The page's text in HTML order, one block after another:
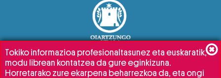
Tokiko informazioa profesionaltasunez eta euskaratik,
modu librean kontatzea da gure eginkizuna.
Horretarako zure ekarpena beharrezkoa da, eta ongi